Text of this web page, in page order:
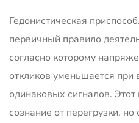
Гедонистическая
первичный правило
согласно которому
откликов уменьшается при
одинаковых сигналов.
сознание от перегрузки,